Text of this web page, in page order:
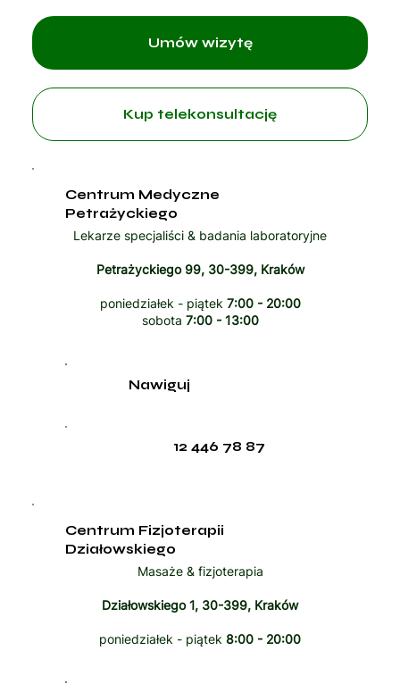
Kup telekonsultację
Centrum Medyczne
Petrażyckiego
Lekarze specjaliści & badania laboratoryjne
Petrażyckiego 99, 30-399, Kraków
poniedziałek - piątek 7:00 - 20:00
sobota 7:00 - 13:00
12 446 78 87
Nawiguj
Centrum Fizjoterapii
Działowskiego
Masaże & fizjoterapia
Działowskiego 1, 30-399, Kraków
poniedziałek - piątek 8:00 - 20:00
Umów wizytę